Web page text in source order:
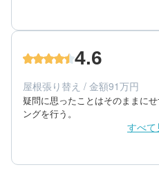
満足度 4
50代/男性/一戸建て
築年数：40年
4.6
屋根張り替え / 金額91万円
疑問に思ったことはそのままに
ングを行う。
すべて
担当者 5